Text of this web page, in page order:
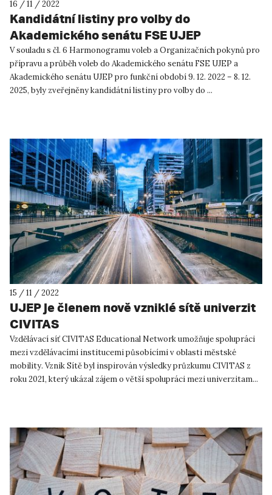
16 / 11 / 2022
Kandidátní listiny pro volby do
Akademického senátu FSE UJEP
V souladu s čl. 6 Harmonogramu voleb a Organizačních pokynů pro
přípravu a průběh voleb do Akademického senátu FSE UJEP a
Akademického senátu UJEP pro funkční období 9. 12. 2022 – 8. 12.
2025, byly zveřejněny kandidátní listiny pro volby do ...
15 / 11 / 2022
UJEP je členem nově vzniklé sítě univerzit
CIVITAS
Vzdělávací síť CIVITAS Educational Network umožňuje spolupráci
mezi vzdělávacími institucemi působícími v oblasti městské
mobility. Vznik Sítě byl inspirován výsledky průzkumu CIVITAS z
roku 2021, který ukázal zájem o větší spolupráci mezi univerzitam...